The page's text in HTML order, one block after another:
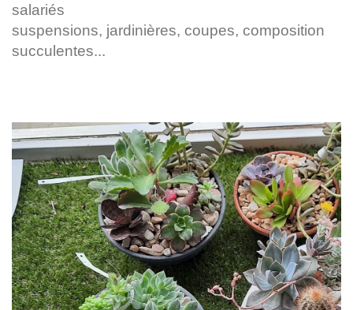
salariés
suspensions, jardinières, coupes, composition
succulentes...